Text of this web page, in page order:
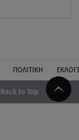
ΠΟΛΙΤΙΚΗ
Back to Top